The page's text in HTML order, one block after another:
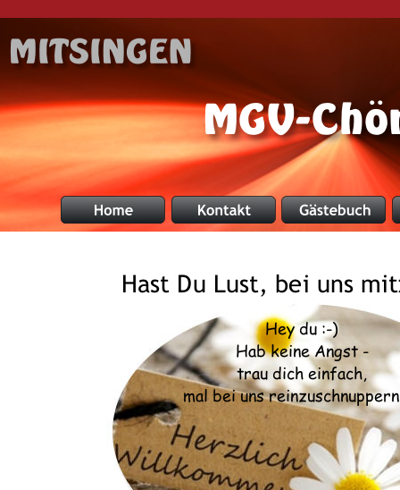
MGV-
Hast Du Lust, bei uns
Hey du :-)
Hab keine Angst -
trau dich einfach,
mal bei uns